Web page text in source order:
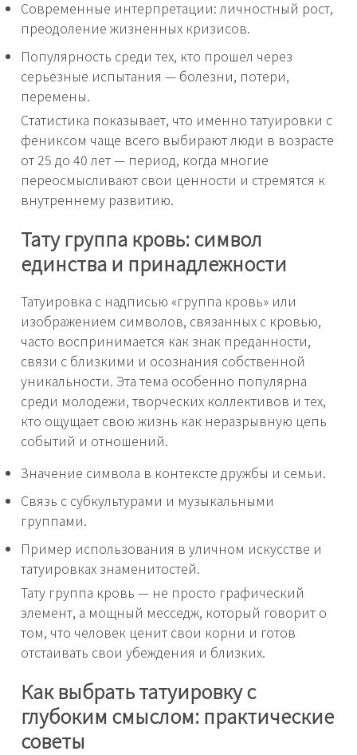
Современные интерпретации: личностный рост,
преодоление жизненных кризисов.
Популярность среди тех, кто прошел через
серьезные испытания — болезни, потери,
перемены.
Статистика показывает, что именно татуировки с
фениксом чаще всего выбирают люди в возрасте
от 25 до 40 лет — период, когда многие
переосмысливают свои ценности и стремятся к
внутреннему развитию.
Тату группа кровь: символ
единства и принадлежности
Татуировка с надписью «группа кровь» или
изображением символов, связанных с кровью,
часто воспринимается как знак преданности,
связи с близкими и осознания собственной
уникальности. Эта тема особенно популярна
среди молодежи, творческих коллективов и тех,
кто ощущает свою жизнь как неразрывную цепь
событий и отношений.
Значение символа в контексте дружбы и семьи.
Связь с субкультурами и музыкальными
группами.
Пример использования в уличном искусстве и
татуировках знаменитостей.
Тату группа кровь — не просто графический
элемент, а мощный месседж, который говорит о
том, что человек ценит свои корни и готов
отстаивать свои убеждения и близких.
Как выбрать татуировку с
глубоким смыслом: практические
советы